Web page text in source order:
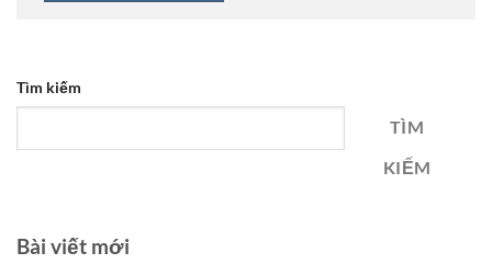
Tìm kiếm
TÌM
KIẾM
Bài viết mới